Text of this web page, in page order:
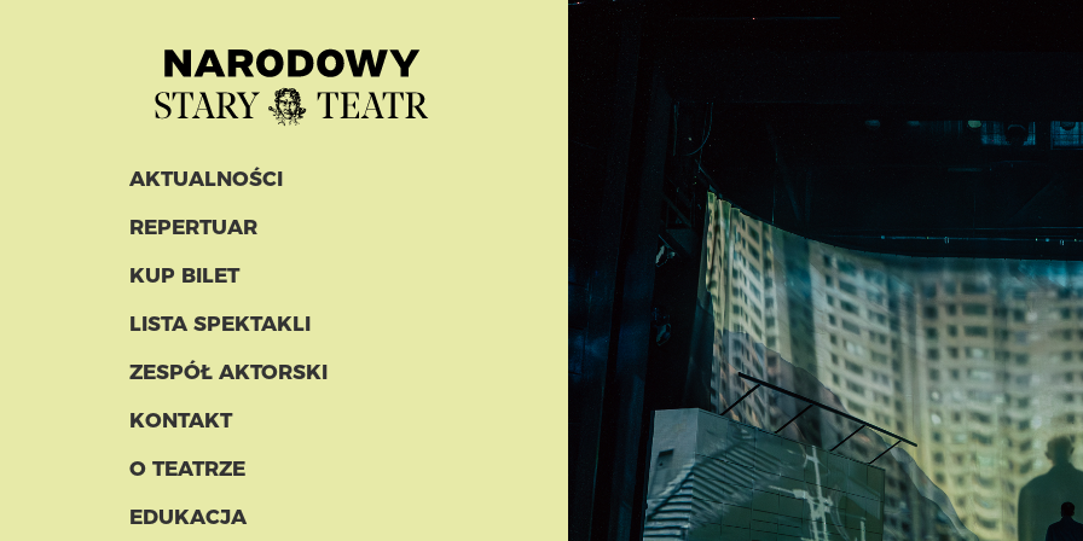
AKTUALNOŚCI
REPERTUAR
KUP BILET
LISTA SPEKTAKLI
ZESPÓŁ AKTORSKI
KONTAKT
O TEATRZE
EDUKACJA